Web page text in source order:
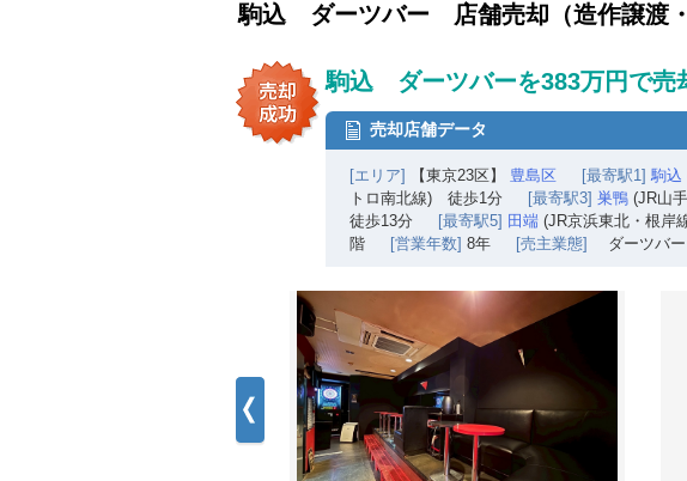
駒込 ダーツバー 店舗売却（造作譲渡
駒込 ダーツバーを383万円で売
売却店舗データ
[エリア] 【東京23区】 豊島区 [最寄駅1] 駒込
トロ南北線) 徒歩1分
[最寄駅3] 巣鴨 (JR山
徒歩13分
[最寄駅5] 田端 (JR京浜東北・根岸
階
[営業年数] 8年 [売主業態] ダーツバー